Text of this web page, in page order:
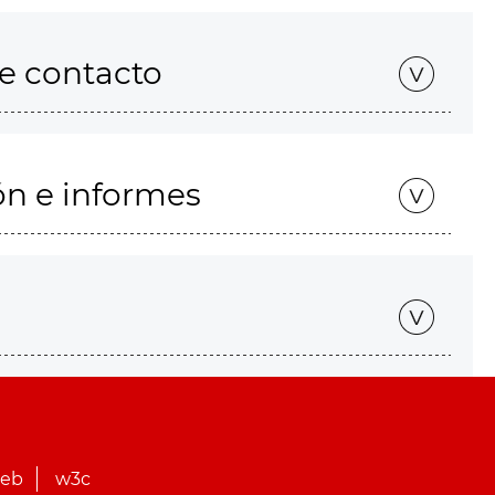
contacto
e informes
w3c